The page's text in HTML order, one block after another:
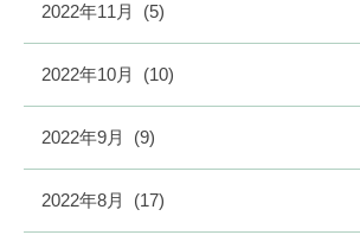
2022年11月 (5)
2022年10月 (10)
2022年9月 (9)
2022年8月 (17)